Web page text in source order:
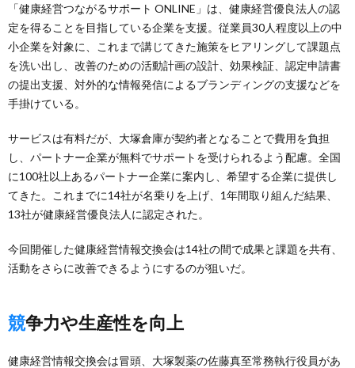
「健康経営つながるサポート ONLINE」は、健康経営優良法人の認
定を得ることを目指している企業を支援。従業員30人程度以上の中
小企業を対象に、これまで講じてきた施策をヒアリングして課題点
を洗い出し、改善のための活動計画の設計、効果検証、認定申請書
の提出支援、対外的な情報発信によるブランディングの支援などを
手掛けている。
サービスは有料だが、大塚倉庫が契約者となることで費用を負担
し、パートナー企業が無料でサポートを受けられるよう配慮。全国
に100社以上あるパートナー企業に案内し、希望する企業に提供し
てきた。これまでに14社が名乗りを上げ、1年間取り組んだ結果、
13社が健康経営優良法人に認定された。
今回開催した健康経営情報交換会は14社の間で成果と課題を共有、
活動をさらに改善できるようにするのが狙いだ。
競争力や生産性を向上
健康経営情報交換会は冒頭、大塚製薬の佐藤真至常務執行役員があ